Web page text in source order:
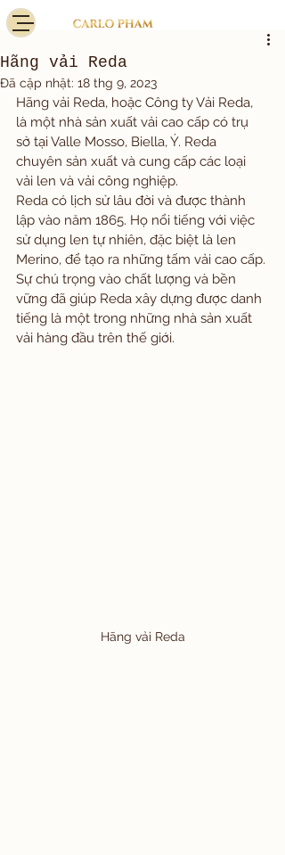
Hãng vải Reda
Đã cập nhật: 18 thg 9, 2023
Hãng vải Reda, hoặc Công ty Vải Reda,
là một nhà sản xuất vải cao cấp có trụ
sở tại Valle Mosso, Biella, Ý. Reda
chuyên sản xuất và cung cấp các loại
vải len và vải công nghiệp.
Reda có lịch sử lâu đời và được thành
lập vào năm 1865. Họ nổi tiếng với việc
sử dụng len tự nhiên, đặc biệt là len
Merino, để tạo ra những tấm vải cao cấp.
Sự chú trọng vào chất lượng và bền
vững đã giúp Reda xây dựng được danh
tiếng là một trong những nhà sản xuất
vải hàng đầu trên thế giới.
Hãng vải Reda